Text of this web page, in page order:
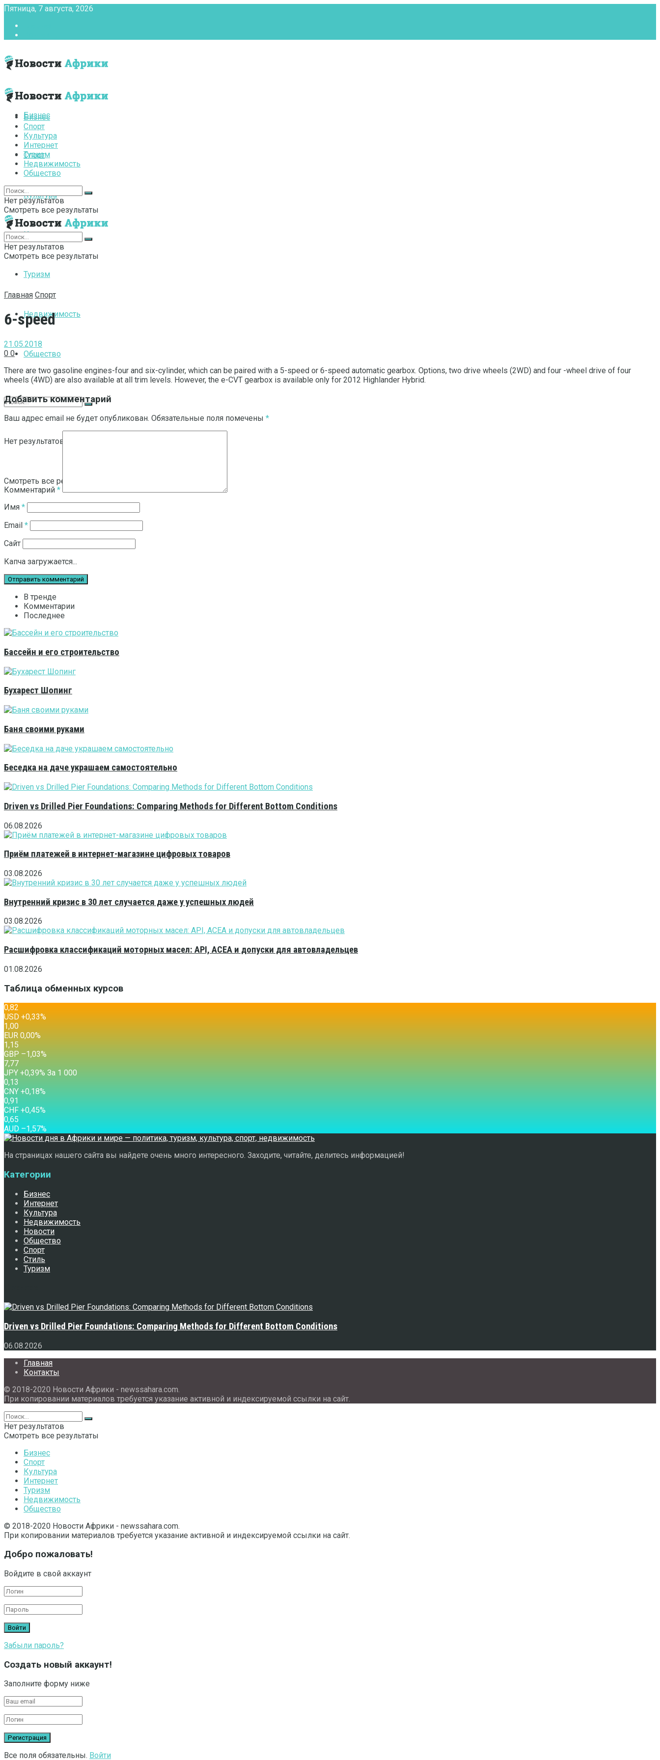
Пятница, 7 августа, 2026
Бизнес
Спорт
Культура
Интернет
Туризм
Недвижимость
Общество
Нет результатов
Смотреть все результаты
Бизнес
Спорт
Культура
Интернет
Туризм
Недвижимость
Общество
Нет результатов
Смотреть все результаты
Нет результатов
Смотреть все результаты
Главная Спорт
6-speed
21.05.2018
0 0
There are two gasoline engines-four and six-cylinder, which can be paired with a 5-speed or 6-speed automatic gearbox. Options, two drive wheels (2WD) and four -wheel drive of four
wheels (4WD) are also available at all trim levels. However, the e-CVT gearbox is available only for 2012 Highlander Hybrid.
Добавить комментарий
Ваш адрес email не будет опубликован. Обязательные поля помечены *
Комментарий *
Имя *
Email *
Сайт
Капча загружается...
В тренде
Комментарии
Последнее
Бассейн и его строительство
Бухарест Шопинг
Баня своими руками
Беседка на даче украшаем самостоятельно
Driven vs Drilled Pier Foundations: Comparing Methods for Different Bottom Conditions
06.08.2026
Приём платежей в интернет-магазине цифровых товаров
03.08.2026
Внутренний кризис в 30 лет случается даже у успешных людей
03.08.2026
Расшифровка классификаций моторных масел: API, ACEA и допуски для автовладельцев
01.08.2026
Таблица обменных курсов
0,82
USD +0,33%
1,00
EUR 0,00%
1,15
GBP –1,03%
7,77
JPY +0,39% За 1 000
0,13
CNY +0,18%
0,91
CHF +0,45%
0,65
AUD –1,57%
На страницах нашего сайта вы найдете очень много интересного. Заходите, читайте, делитесь информацией!
Категории
Бизнес
Интернет
Культура
Недвижимость
Новости
Общество
Спорт
Стиль
Туризм
Driven vs Drilled Pier Foundations: Comparing Methods for Different Bottom Conditions
06.08.2026
Главная
Контакты
© 2018-2020 Новости Африки - newssahara.com.
При копировании материалов требуется указание активной и индексируемой ссылки на сайт.
Нет результатов
Смотреть все результаты
Бизнес
Спорт
Культура
Интернет
Туризм
Недвижимость
Общество
© 2018-2020 Новости Африки - newssahara.com.
При копировании материалов требуется указание активной и индексируемой ссылки на сайт.
Добро пожаловать!
Войдите в свой аккаунт
Забыли пароль?
Создать новый аккаунт!
Заполните форму ниже
Все поля обязательны. Войти